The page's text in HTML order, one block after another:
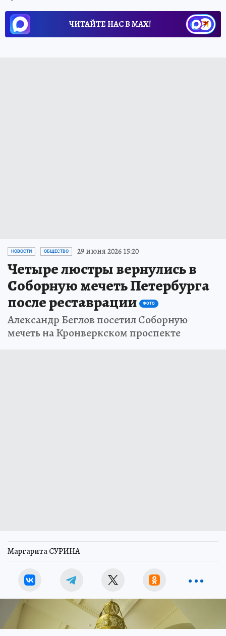
ЧИТАЙТЕ НАС В МАХ!
НОВОСТИ ОБЩЕСТВО 29 июня 2026 15:20
Четыре люстры вернулись в
Соборную мечеть Петербурга
после реставрации
ФОТО
Александр Беглов посетил Соборную
мечеть на Кронверкском проспекте
Маргарита СУРИНА